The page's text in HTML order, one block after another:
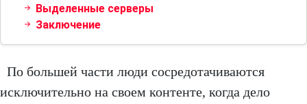
Выделенные серверы
Заключение
По большей части люди сосредотачиваются
исключительно на своем контенте, когда дело